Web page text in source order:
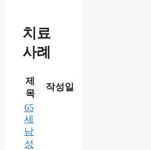
치료
사례
제
목
작성일
65
세
남
성